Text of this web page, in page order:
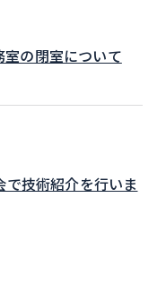
の閉室について
技術紹介を行いま